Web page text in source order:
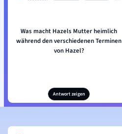
Was macht Hazels Mutter heimlich
während den verschiedenen Terminen
von Hazel?
Antwort zeigen